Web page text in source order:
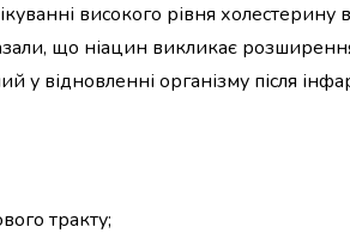
високого рівня
що ніацин викликає
у відновленні організму після
тракту;